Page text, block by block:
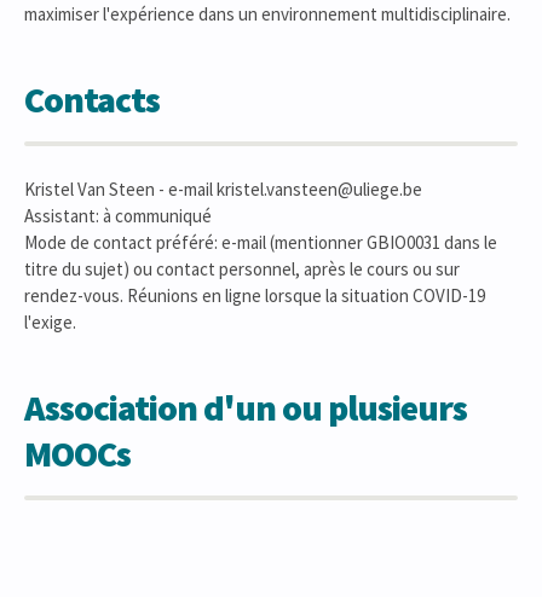
maximiser l'expérience dans un environnement multidisciplinaire.
Contacts
Kristel Van Steen - e-mail kristel.vansteen@uliege.be
Assistant: à communiqué
Mode de contact préféré: e-mail (mentionner GBIO0031 dans le
titre du sujet) ou contact personnel, après le cours ou sur
rendez-vous. Réunions en ligne lorsque la situation COVID-19
l'exige.
Association d'un ou plusieurs
MOOCs